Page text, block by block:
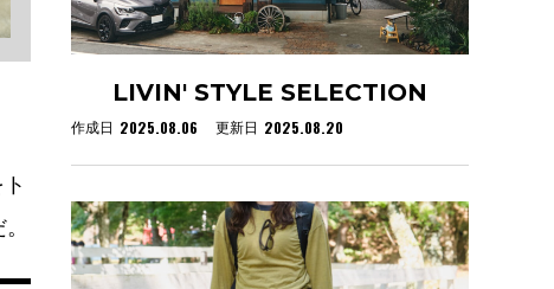
LIVIN' STYLE SELECTION
作成日 2025.08.06 更新日 2025.08.20